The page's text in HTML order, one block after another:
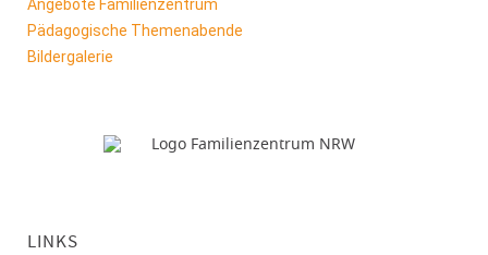
Angebote Familienzentrum
Pädagogische Themenabende
Bildergalerie
LINKS